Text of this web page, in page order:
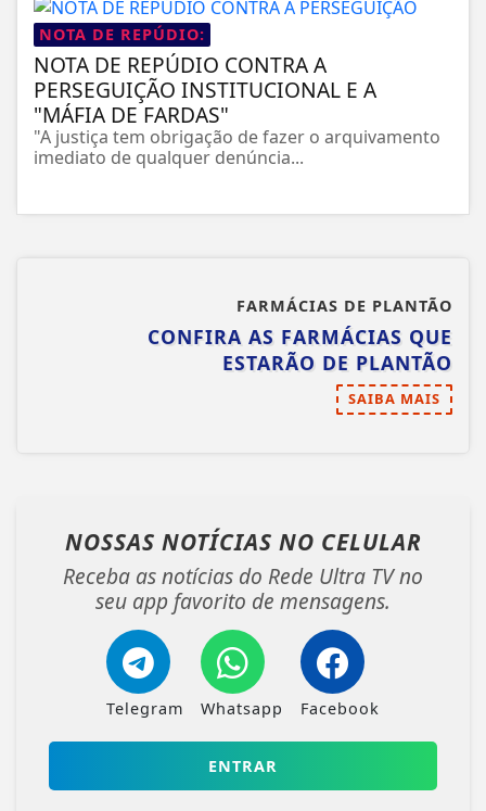
NOTA DE REPÚDIO:
NOTA DE REPÚDIO CONTRA A
PERSEGUIÇÃO INSTITUCIONAL E A
"MÁFIA DE FARDAS"
"A justiça tem obrigação de fazer o arquivamento
imediato de qualquer denúncia...
FARMÁCIAS DE PLANTÃO
CONFIRA AS FARMÁCIAS QUE
ESTARÃO DE PLANTÃO
SAIBA MAIS
NOSSAS NOTÍCIAS NO CELULAR
Receba as notícias do Rede Ultra TV no
seu app favorito de mensagens.
Telegram Whatsapp Facebook
ENTRAR